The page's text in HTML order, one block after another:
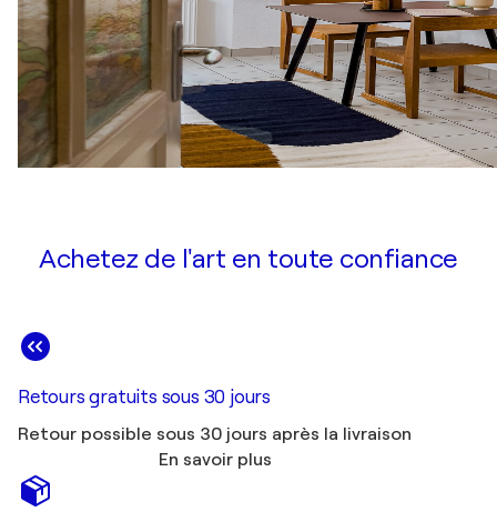
Achetez de l'art en toute confiance
Retours gratuits sous 30 jours
Retour possible sous 30 jours après la livraison
En savoir plus